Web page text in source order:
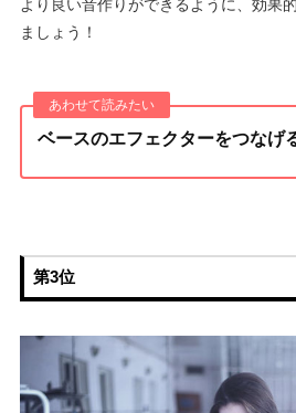
より良い音作りができるように、効果
ましょう！
ベースのエフェクターをつなげ
第3位